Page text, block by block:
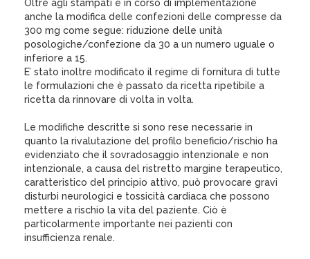
Oltre agli stampati è in corso di implementazione
anche la modifica delle confezioni delle compresse da
300 mg come segue: riduzione delle unità
posologiche/confezione da 30 a un numero uguale o
inferiore a 15.
E’ stato inoltre modificato il regime di fornitura di tutte
le formulazioni che è passato da ricetta ripetibile a
ricetta da rinnovare di volta in volta.
Le modifiche descritte si sono rese necessarie in
quanto la rivalutazione del profilo beneficio/rischio ha
evidenziato che il sovradosaggio intenzionale e non
intenzionale, a causa del ristretto margine terapeutico,
caratteristico del principio attivo, può provocare gravi
disturbi neurologici e tossicità cardiaca che possono
mettere a rischio la vita del paziente. Ciò è
particolarmente importante nei pazienti con
insufficienza renale.